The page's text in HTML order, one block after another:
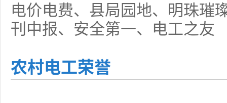
电价电费、县局园地、明珠璀
刊中报、安全第一、电工之友
农村电工荣誉